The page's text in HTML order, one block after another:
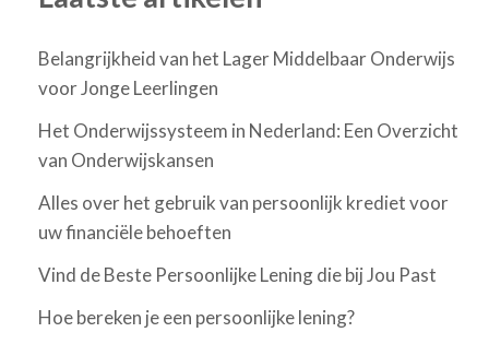
Belangrijkheid van het Lager Middelbaar Onderwijs
voor Jonge Leerlingen
Het Onderwijssysteem in Nederland: Een Overzicht
van Onderwijskansen
Alles over het gebruik van persoonlijk krediet voor
uw financiële behoeften
Vind de Beste Persoonlijke Lening die bij Jou Past
Hoe bereken je een persoonlijke lening?